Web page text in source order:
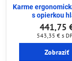
Karme
s opierkou
441,75
543,35 € s
Zobraziť